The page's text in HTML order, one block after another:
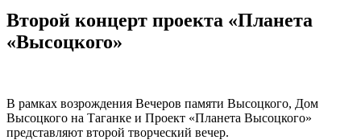
Второй концерт проекта «Планета
«Высоцкого»
В рамках возрождения Вечеров памяти Высоцкого, Дом
Высоцкого на Таганке и Проект «Планета Высоцкого»
представляют второй творческий вечер.